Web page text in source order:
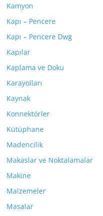
Kamyon
Kapı – Pencere
Kapı – Pencere Dwg
Kapılar
Kaplama ve Doku
Karayolları
Kaynak
Konnektörler
Kütüphane
Madencilik
Makaslar ve Noktalamalar
Makine
Malzemeler
Masalar